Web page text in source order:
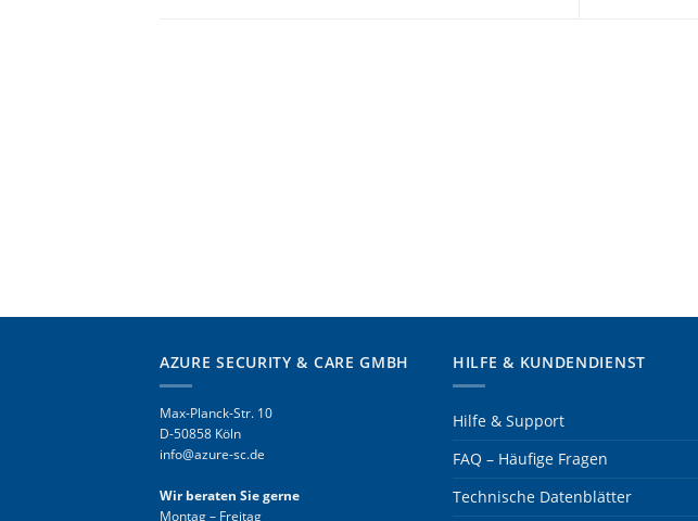
AZURE SECURITY & CARE GMBH
Max-Planck-Str. 10
D-50858 Köln
info@azure-sc.de
Wir beraten Sie gerne
Montag – Freitag
HILFE & KUNDENDIENST
Hilfe & Support
FAQ – Häufige Fragen
Technische Datenblätter